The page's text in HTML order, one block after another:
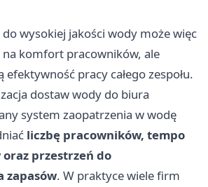
wysokiej jakości wody może więc
na komfort pracowników, ale
pracy całego zespołu.
dostaw wody do biura
system zaopatrzenia w wodę
liczbę pracowników, tempo
przestrzeń do
zapasów. W praktyce wiele firm